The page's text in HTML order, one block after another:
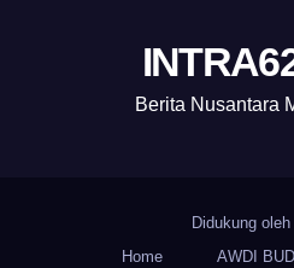
Berita Nusantara
Didukung oleh
Home
AWDI